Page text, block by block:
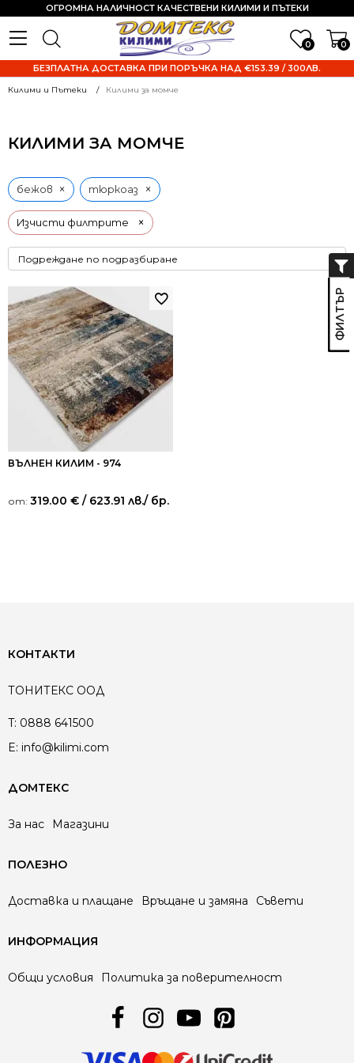
0 0
ОГРОМНА НАЛИЧНОСТ КАЧЕСТВЕНИ КИЛИМИ И ПЪТЕКИ
БЕЗПЛАТНА ДОСТАВКА ПРИ ПОРЪЧКА НАД €153.39 / 300ЛВ.
Килими и Пътеки Килими за момче
КИЛИМИ ЗА МОМЧЕ
Изчисти филтрите ×
бежов × тюркоаз ×
ВЪЛНЕН КИЛИМ - 974
от: 319.00 € / 623.91 лв./ бр.
КОНТАКТИ
ТОНИТЕКС ООД
T: 0888 641500
E: info@kilimi.com
ДОМТЕКС
За нас Магазини
ПОЛЕЗНО
Доставка и плащане Връщане и замяна Съвети
ИНФОРМАЦИЯ
Общи условия Политика за поверителност